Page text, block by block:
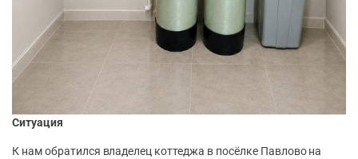
Ситуация
К нам обратился владелец коттеджа в посёлке Павлово на